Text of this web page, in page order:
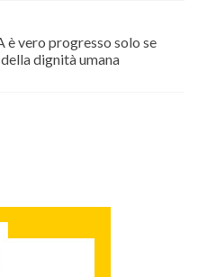
è vero progresso solo se
dignità umana